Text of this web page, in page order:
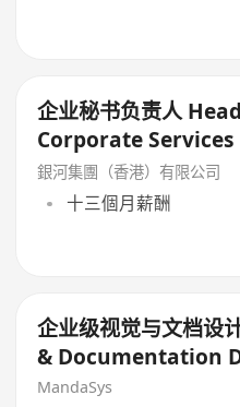
企业秘书负责人
Corporate Services
銀河集團（香港）有限公司
十三個月薪酬
企业级视觉与文档
& Documentation
MandaSys